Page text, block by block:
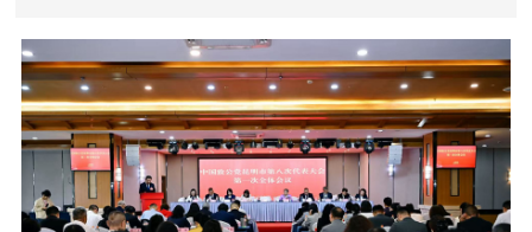
致公简介
州市动态
专题活动